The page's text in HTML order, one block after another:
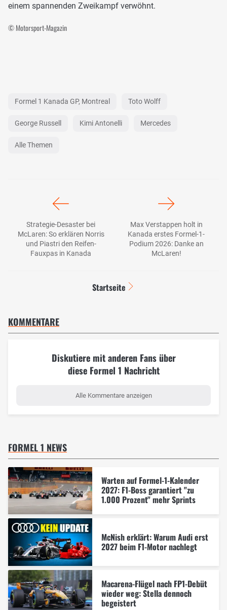
einem spannenden Zweikampf verwöhnt.
© Motorsport-Magazin
Formel 1 Kanada GP, Montreal Toto Wolff
George Russell Kimi Antonelli Mercedes
Alle Themen
Strategie-Desaster bei
McLaren: So erklären Norris
und Piastri den Reifen-
Fauxpas in Kanada
Max Verstappen holt in
Kanada erstes Formel-1-
Podium 2026: Danke an
McLaren!
Startseite
KOMMENTARE
Diskutiere mit anderen Fans über
diese Formel 1 Nachricht
Alle Kommentare anzeigen
FORMEL 1 NEWS
Warten auf Formel-1-Kalender
2027: F1-Boss garantiert "zu
1.000 Prozent" mehr Sprints
McNish erklärt: Warum Audi erst
2027 beim F1-Motor nachlegt
Macarena-Flügel nach FP1-Debüt
wieder weg: Stella dennoch
begeistert